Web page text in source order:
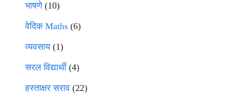
भाषणे(10)
वेदिक Maths (6)
व्यवसाय(1)
सरल विद्यार्थी(4)
हस्ताक्षर सराव (22)